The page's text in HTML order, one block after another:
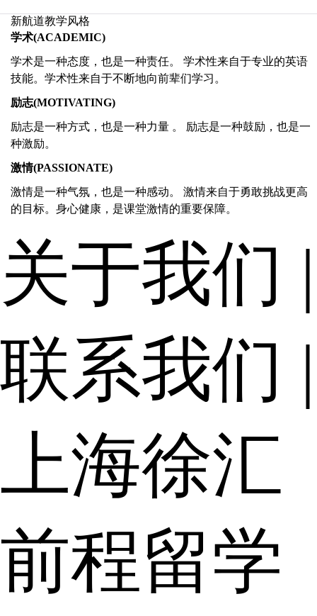
新航道教学风格
学术(ACADEMIC)
学术是一种态度，也是一种责任。 学术性来自于专业的英语
技能。学术性来自于不断地向前辈们学习。
励志(MOTIVATING)
励志是一种方式，也是一种力量 。 励志是一种鼓励，也是一
种激励。
激情(PASSIONATE)
激情是一种气氛，也是一种感动。 激情来自于勇敢挑战更高
的目标。身心健康，是课堂激情的重要保障。
关于我们 |
联系我们 |
上海徐汇
前程留学